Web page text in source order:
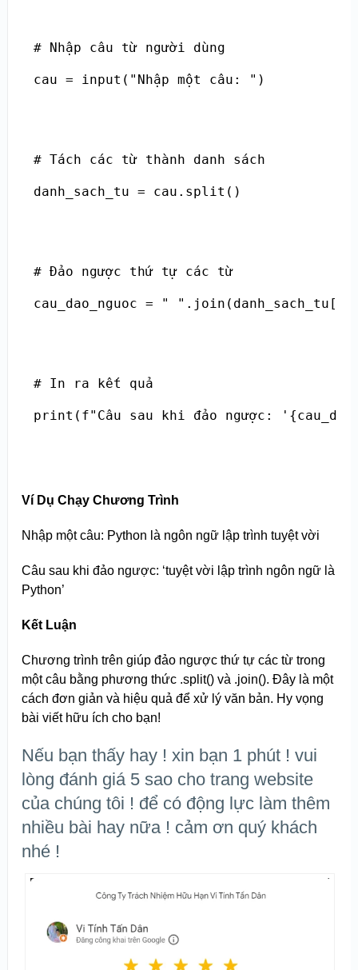
# Nhập câu từ người dùng
cau = input("Nhập một câu: ")
# Tách các từ thành danh sách
danh_sach_tu = cau.split()
# Đảo ngược thứ tự các từ
cau_dao_nguoc = "
# In ra kết quả
print(f"Câu sau khi đảo ngược:
Ví Dụ Chạy Chương Trình
Nhập một câu: Python là ngôn ngữ lập trình tuyệt vời
Câu sau khi đảo ngược: ‘tuyệt vời lập trình ngôn ngữ là
Python’
Kết Luận
Chương trình trên giúp đảo ngược thứ tự các từ trong
một câu bằng phương thức .split() và .join(). Đây là một
cách đơn giản và hiệu quả để xử lý văn bản. Hy vọng
bài viết hữu ích cho bạn!
Nếu bạn thấy hay ! xin bạn 1 phút ! vui
lòng đánh giá 5 sao cho trang website
của chúng tôi ! để có động lực làm thêm
nhiều bài hay nữa ! cảm ơn quý khách
nhé !